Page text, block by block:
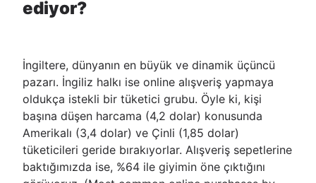
ediyor?
İngiltere, dünyanın en büyük ve dinamik üçüncü
pazarı. İngiliz halkı ise online alışveriş yapmaya
oldukça istekli bir tüketici grubu. Öyle ki, kişi
başına düşen harcama (4,2 dolar) konusunda
Amerikalı (3,4 dolar) ve Çinli (1,85 dolar)
tüketicileri geride bırakıyorlar. Alışveriş sepetlerine
baktığımızda ise, %64 ile giyimin öne çıktığını